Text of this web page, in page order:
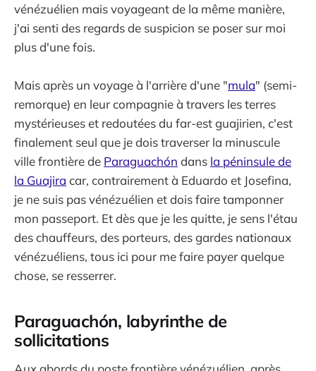
vénézuélien mais voyageant de la même manière,
j'ai senti des regards de suspicion se poser sur moi
plus d'une fois.
Mais après un voyage à l'arrière d'une "mula" (semi-
remorque) en leur compagnie à travers les terres
mystérieuses et redoutées du far-est guajirien, c'est
finalement seul que je dois traverser la minuscule
ville frontière de Paraguachón dans la péninsule de
la Guajira car, contrairement à Eduardo et Josefina,
je ne suis pas vénézuélien et dois faire tamponner
mon passeport. Et dès que je les quitte, je sens l'étau
des chauffeurs, des porteurs, des gardes nationaux
vénézuéliens, tous ici pour me faire payer quelque
chose, se resserrer.
Paraguachón, labyrinthe de
sollicitations